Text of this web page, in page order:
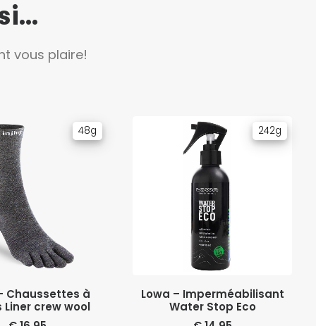
vous plaire!
48g
DES OPTIONS
Chaussettes à
crew wool
242g
AJOUTER AU PANIER
Lowa – Imperméabilisant
Water Stop Eco